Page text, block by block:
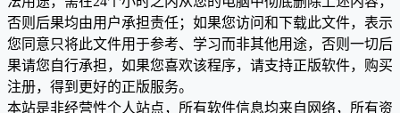
否则后果均由用户承担责任；如果您访问和下载此文件，表示
您同意只将此文件用于参考、学习而非其他用途，否则一切后
果请您自行承担，如果您喜欢该程序，请支持正版软件，购买
注册，得到更好的正版服务。
本站是非经营性个人站点，所有软件信息均来自网络，所有资